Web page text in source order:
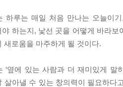
을 쓰려면 거기에 내려가 봐야 한
층에 뭐가 살고 있는지 가 봐야 한
가 봐야 한다. 거기에서 맞닥뜨린
하루는 매일 처음 만나는 오늘이
야 하는지, 낯선 곳을 어떻게 바라
새로움을 마주하게 될 것이다.
‘옆에 있는 사람과 더 재미있게
살아낼 수 있는 창의력이 필요하다